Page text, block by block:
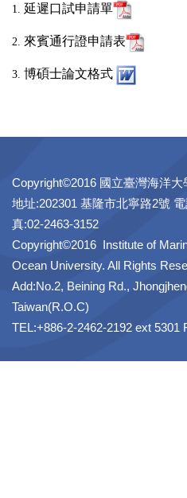
1. 延遲口試申請單
2. 來賓通行證申請表
3. 博碩士論文格式
Copyright©2016 國立臺灣海洋
地址:202301 基隆市北寧路2號
真:02-2463-3152
Copyright©2016 Institute of
Ocean University. All Rights
Add:No.2, Beining Rd.,
Taiwan(R.O.C)
TEL:+886-2-2462-2192 ext 5301